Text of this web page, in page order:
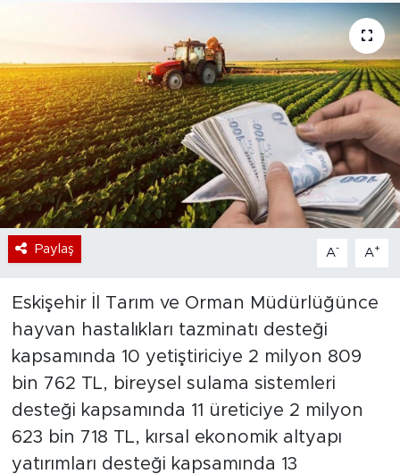
Paylaş A- A+
Eskişehir İl Tarım ve Orman Müdürlüğünce
hayvan hastalıkları tazminatı desteği
kapsamında 10 yetiştiriciye 2 milyon 809
bin 762 TL, bireysel sulama sistemleri
desteği kapsamında 11 üreticiye 2 milyon
623 bin 718 TL, kırsal ekonomik altyapı
yatırımları desteği kapsamında 13
Dünya
Sektör